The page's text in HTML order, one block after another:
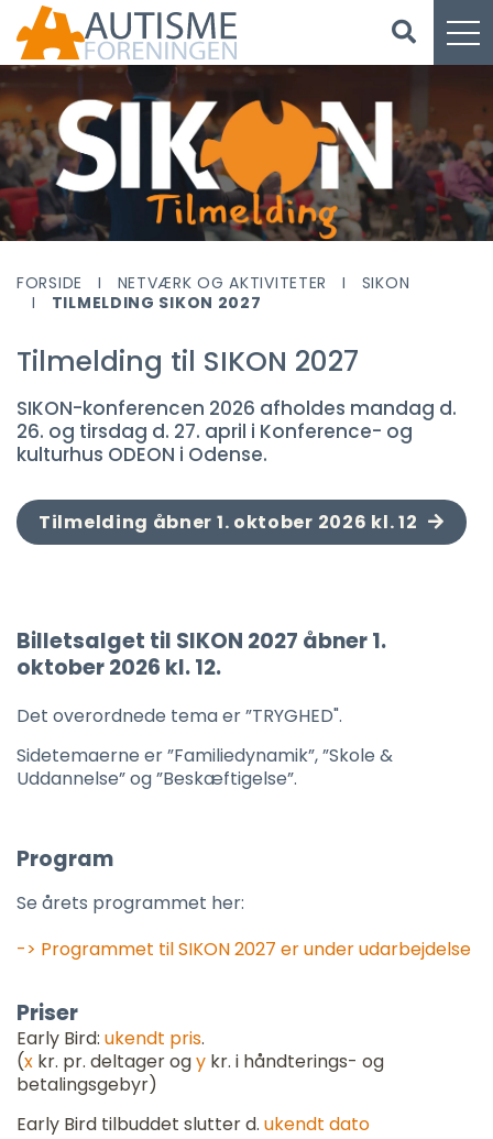
FORSIDE NETVÆRK OG AKTIVITETER
SIKON
TILMELDING SIKON 2027
Tilmelding til SIKON 2027
SIKON-konferencen 2026 afholdes mandag d.
26. og tirsdag d. 27. april i Konference- og
kulturhus ODEON i Odense.
Tilmelding åbner 1. oktober 2026 kl. 12
Billetsalget til SIKON 2027 åbner 1.
oktober 2026 kl. 12.
Det overordnede tema er ”TRYGHED".
Sidetemaerne er ”Familiedynamik”, ”Skole &
Uddannelse” og ”Beskæftigelse”.
Program
Se årets programmet her:
-> Programmet til SIKON 2027 er under udarbejdelse
Priser
Early Bird: ukendt pris.
(x kr. pr. deltager ogy kr. i håndterings- og
betalingsgebyr)
Early Bird tilbuddet slutter d. ukendt dato